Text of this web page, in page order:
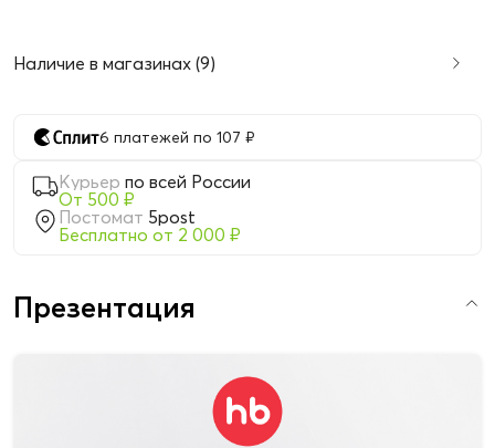
Наличие в магазинах (9)
6 платежей по 107 ₽
Курьер по всей России
От 500 ₽
Постомат 5post
Бесплатно от 2 000 ₽
Презентация